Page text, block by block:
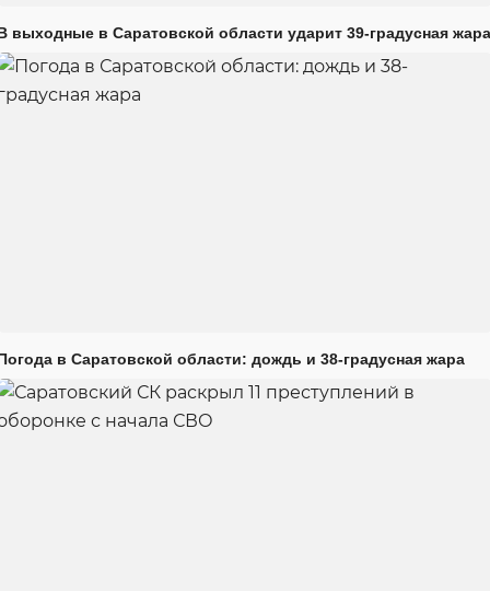
выходные в Саратовской области ударит 39-градусная жара
в Саратовской области: дождь и 38-градусная жара